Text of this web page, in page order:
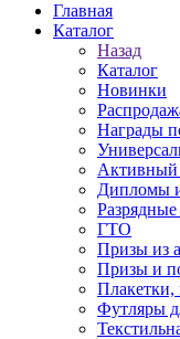
Главная
Каталог
Назад
Каталог
Новинки
Награды
Активный
Дипломы
ГТО
Призы из
Призы и
Плакетки,
Футляры